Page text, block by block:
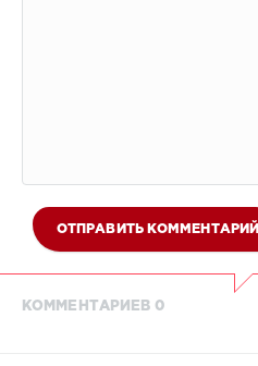
ОТПРАВИТЬ КОММЕНТАРИЙ
КОММЕНТАРИЕВ 0